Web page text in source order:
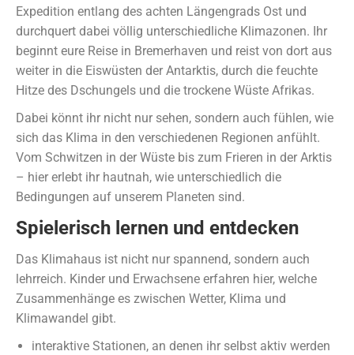
Expedition entlang des achten Längengrads Ost und
durchquert dabei völlig unterschiedliche Klimazonen. Ihr
beginnt eure Reise in Bremerhaven und reist von dort aus
weiter in die Eiswüsten der Antarktis, durch die feuchte
Hitze des Dschungels und die trockene Wüste Afrikas.
Dabei könnt ihr nicht nur sehen, sondern auch fühlen, wie
sich das Klima in den verschiedenen Regionen anfühlt.
Vom Schwitzen in der Wüste bis zum Frieren in der Arktis
– hier erlebt ihr hautnah, wie unterschiedlich die
Bedingungen auf unserem Planeten sind.
Spielerisch lernen und entdecken
Das Klimahaus ist nicht nur spannend, sondern auch
lehrreich. Kinder und Erwachsene erfahren hier, welche
Zusammenhänge es zwischen Wetter, Klima und
Klimawandel gibt.
interaktive Stationen, an denen ihr selbst aktiv werden